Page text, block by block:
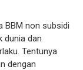
BBM non subsidi
dunia dan
Tentunya
dengan